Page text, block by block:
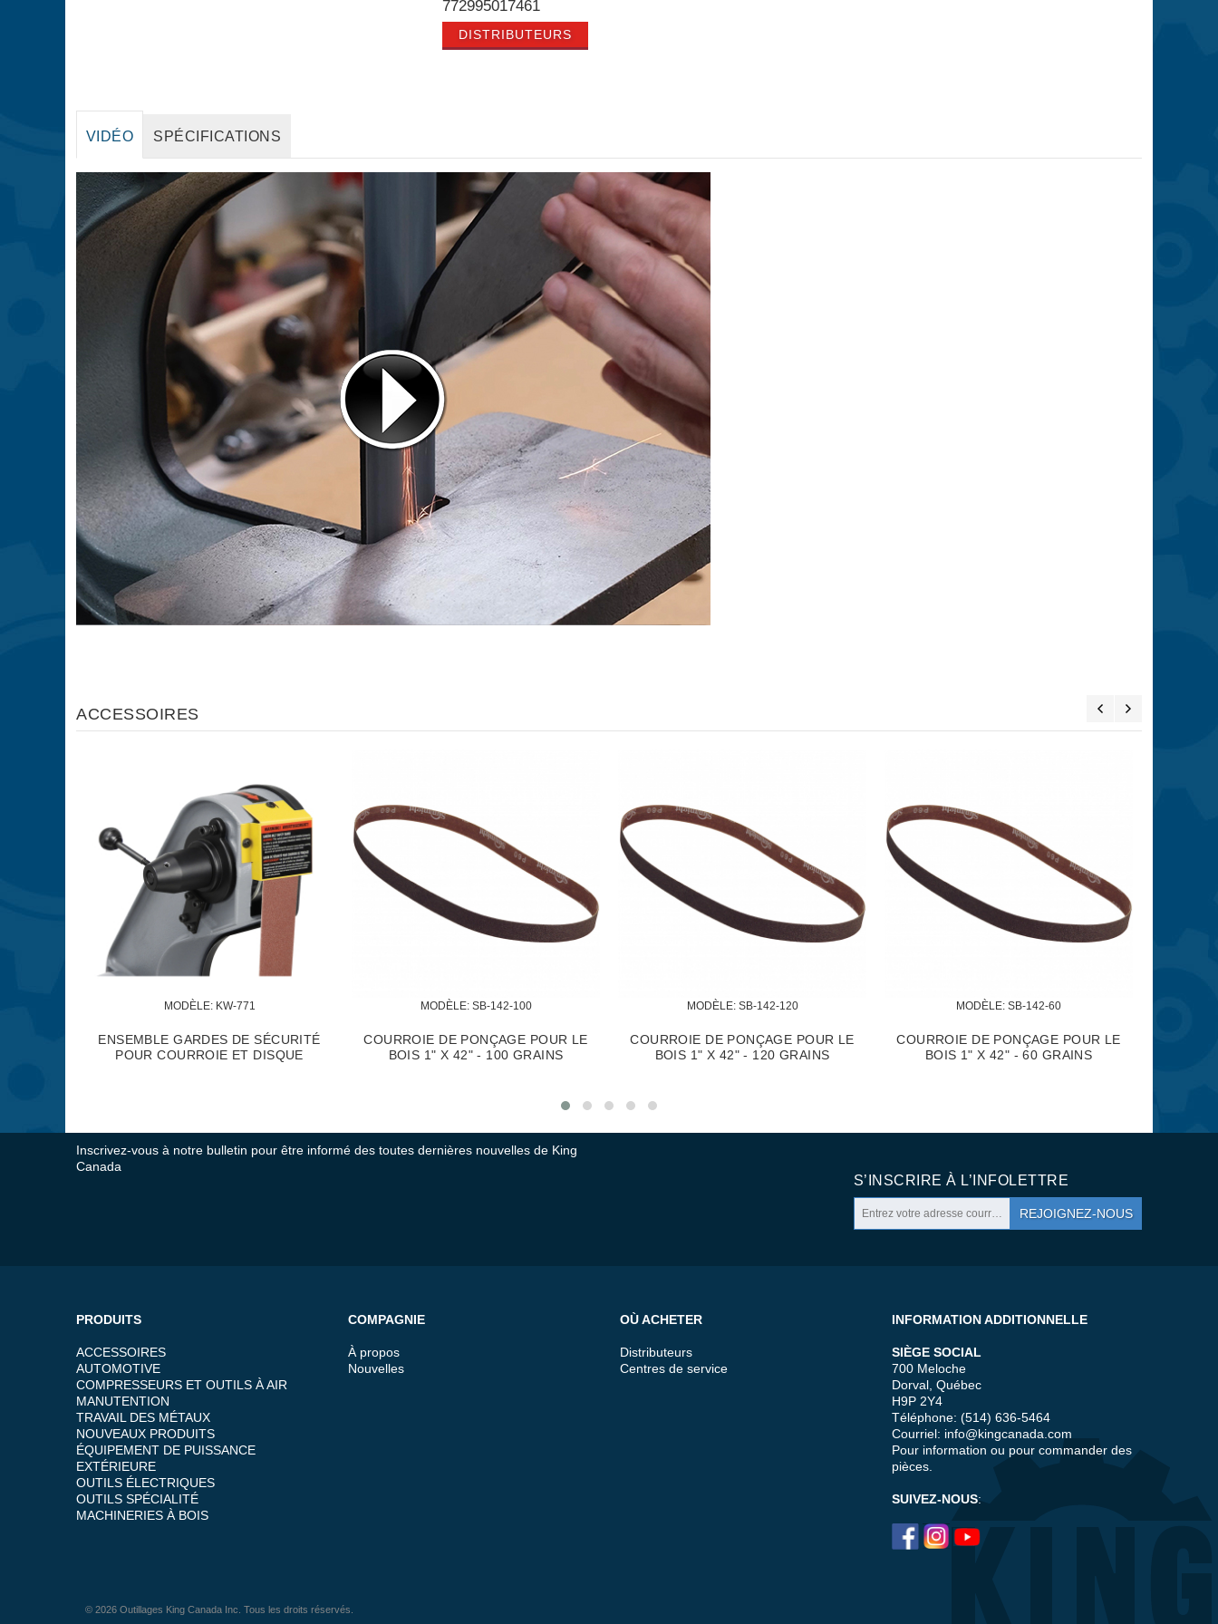
772995017461
DISTRIBUTEURS
VIDÉO SPÉCIFICATIONS
ACCESSOIRES
DE PONÇAGE POUR LE
1" X 42" - 60 GRAINS
COURROIE DE PONÇAGE POUR LE
BOIS 1" X 42" - 80 GRAINS
MODÈLE:
COURROIE DE PONÇAGE ZIRCONIA
PUR POUR LE MÉTAL 2" X 42" - 100
MODÈLE:
COURROIE DE PONÇAGE ZIRCONIA
PUR POUR LE MÉTAL 2" X 42" - 120
COURROIE DE PONÇAGE
PUR POUR LE MÉTAL 2" X 42" -
Inscrivez-vous à notre bulletin pour être informé des toutes dernières nouvelles de King
Canada
S’INSCRIRE À L’INFOLETTRE
REJOIGNEZ-NOUS
PRODUITS
ACCESSOIRES
AUTOMOTIVE
COMPRESSEURS ET OUTILS À AIR
MANUTENTION
TRAVAIL DES MÉTAUX
NOUVEAUX PRODUITS
ÉQUIPEMENT DE PUISSANCE
EXTÉRIEURE
OUTILS ÉLECTRIQUES
OUTILS SPÉCIALITÉ
MACHINERIES À BOIS
COMPAGNIE
À propos
Nouvelles
OÙ ACHETER
Distributeurs
Centres de service
INFORMATION ADDITIONNELLE
SIÈGE SOCIAL
700 Meloche
Dorval, Québec
H9P 2Y4
Téléphone: (514) 636-5464
Courriel: info@kingcanada.com
Pour information ou pour commander des
pièces.
SUIVEZ-NOUS:
© 2026 Outillages King Canada Inc. Tous les droits réservés.